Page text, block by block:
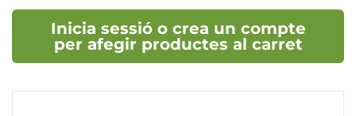
Inicia sessió o crea un compte
per afegir productes al carret